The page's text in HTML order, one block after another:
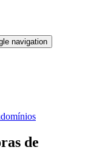
navigation
de